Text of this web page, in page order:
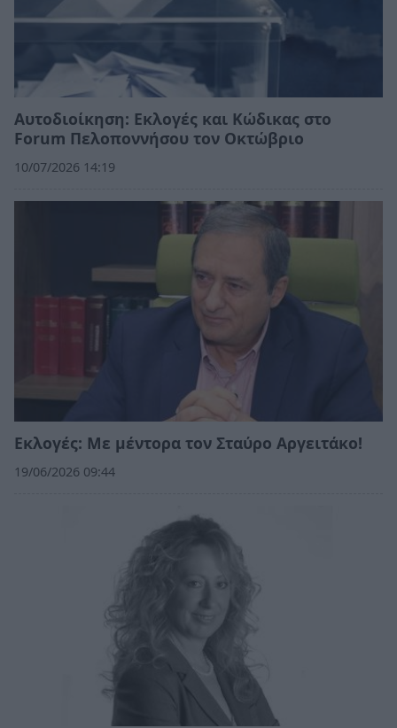
Αυτοδιοίκηση: Εκλογές και Κώδικας στο
Forum Πελοποννήσου τον Οκτώβριο
10/07/2026 14:19
Εκλογές: Με μέντορα τον Σταύρο Αργειτάκο!
19/06/2026 09:44